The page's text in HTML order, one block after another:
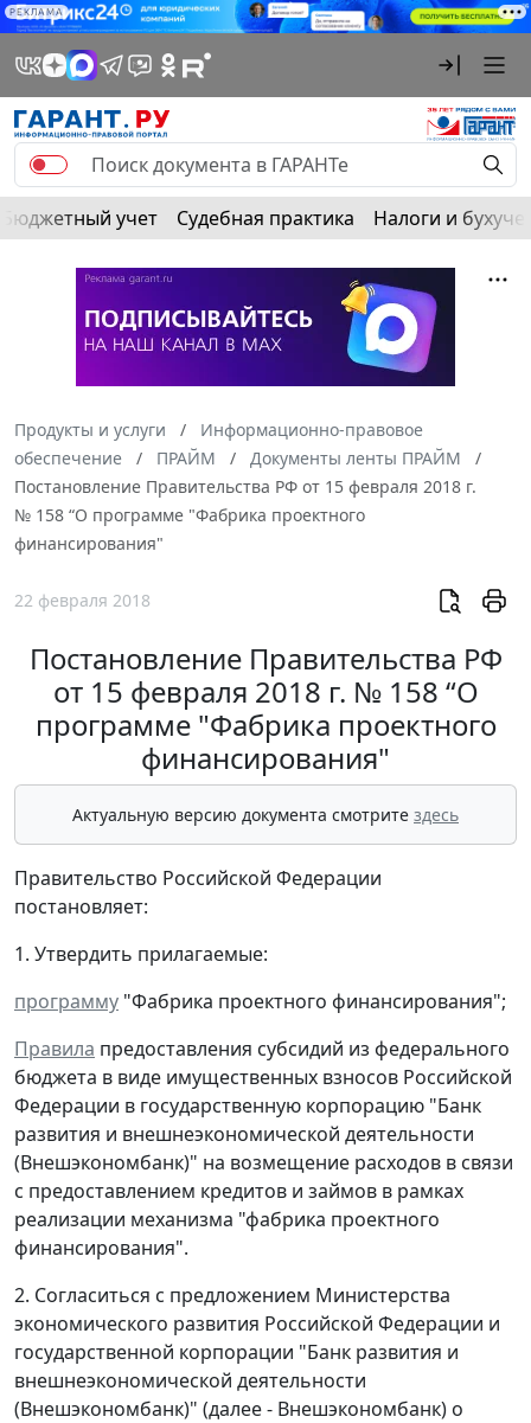
РЕКЛАМА
Бюджетный учет Судебная практика Налоги и
Продукты и услуги
Информационно-правовое
обеспечение
ПРАЙМ
Документы ленты ПРАЙМ
Постановление Правительства РФ от 15 февраля 2018 г.
№ 158 “О программе "Фабрика проектного
финансирования"
22 февраля 2018
Постановление Правительства РФ
от 15 февраля 2018 г. № 158 “О
программе "Фабрика проектного
финансирования"
Актуальную версию документа смотрите здесь
Правительство Российской Федерации
постановляет:
1. Утвердить прилагаемые:
программу "Фабрика проектного финансирования";
Правила предоставления субсидий из федерального
бюджета в виде имущественных взносов Российской
Федерации в государственную корпорацию "Банк
развития и внешнеэкономической деятельности
(Внешэкономбанк)" на возмещение расходов в связи
с предоставлением кредитов и займов в рамках
реализации механизма "фабрика проектного
финансирования".
2. Согласиться с предложением Министерства
экономического развития Российской Федерации и
государственной корпорации "Банк развития и
внешнеэкономической деятельности
(Внешэкономбанк)" (далее - Внешэкономбанк) о